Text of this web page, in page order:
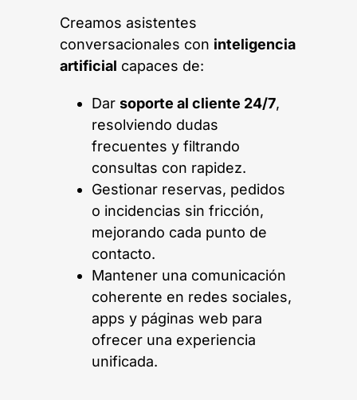
Creamos asistentes
conversacionales con inteligencia
artificial capaces de:
Dar soporte al cliente 24/7,
resolviendo dudas
frecuentes y filtrando
consultas con rapidez.
Gestionar reservas, pedidos
o incidencias sin fricción,
mejorando cada punto de
contacto.
Mantener una comunicación
coherente en redes sociales,
apps y páginas web para
ofrecer una experiencia
unificada.